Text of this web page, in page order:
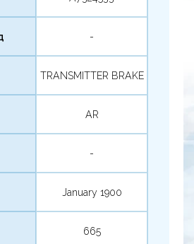
-
TRANSMITTER BRAKE
AR
-
January 1900
665